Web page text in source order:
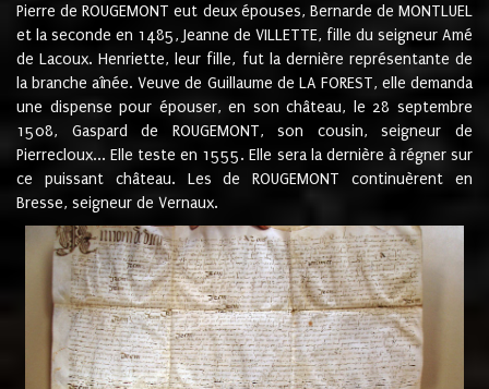
Pierre de ROUGEMONT eut deux épouses, Bernarde de MONTLUEL
et la seconde en 1485, Jeanne de VILLETTE, fille du seigneur Amé
de Lacoux. Henriette, leur fille, fut la dernière représentante de
la branche aînée. Veuve de Guillaume de LA FOREST, elle demanda
une dispense pour épouser, en son château, le 28 septembre
1508, Gaspard de ROUGEMONT, son cousin, seigneur de
Pierrecloux... Elle teste en 1555. Elle sera la dernière à régner sur
ce puissant château. Les de ROUGEMONT continuèrent en
Bresse, seigneur de Vernaux.